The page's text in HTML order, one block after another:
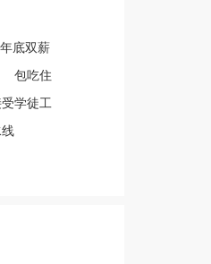
年底双薪
包吃住
学徒工